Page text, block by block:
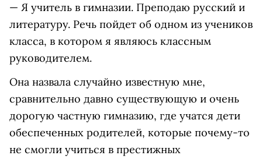
— Я учитель в гимназии. Преподаю русский и
литературу. Речь пойдет об одном из учеников
класса, в котором я являюсь классным
руководителем.
Она назвала случайно известную мне,
сравнительно давно существующую и очень
дорогую частную гимназию, где учатся дети
обеспеченных родителей, которые почему-то
не смогли учиться в престижных